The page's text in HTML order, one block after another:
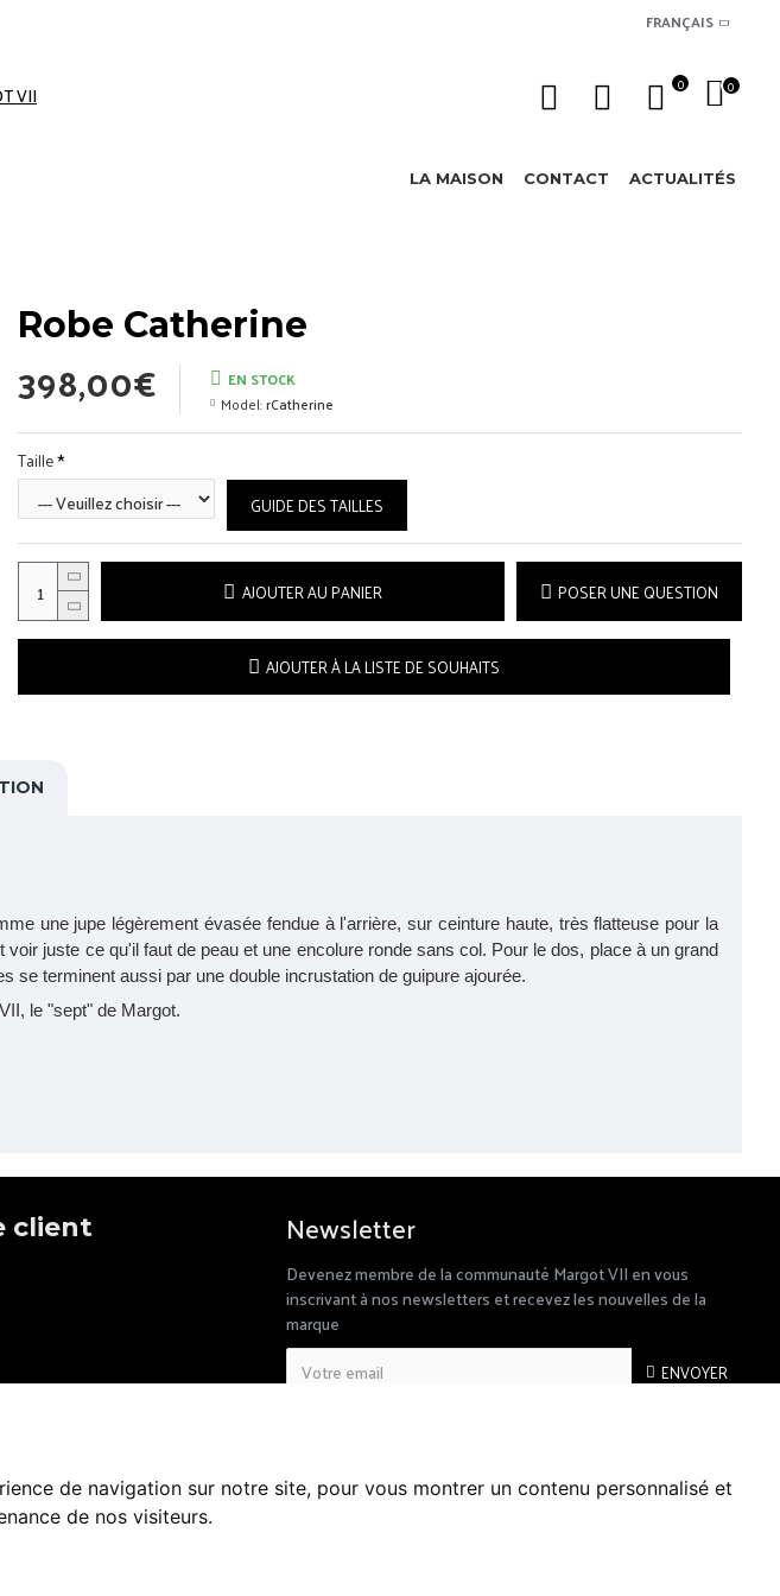
de navigation sur notre site, pour vous montrer un contenu personnalisé et
de nos visiteurs.
FRANÇAIS
0 0
LA MAISON CONTACT ACTUALITÉS
Robe Catherine
398,00€
EN STOCK
Model:rCatherine
Taille
GUIDE DES TAILLES
AJOUTER AU PANIER POSER UNE QUESTION
AJOUTER À LA LISTE DE SOUHAITS
une jupe légèrement évasée fendue à l'arrière, sur ceinture haute, très flatteuse pour la
juste ce qu'il faut de peau et une encolure ronde sans col. Pour le dos, place à un grand
se terminent aussi par une double incrustation de guipure ajourée.
le "sept" de Margot.
client Newsletter
Devenez membre de la communauté Margot VII en vous
inscrivant à nos newsletters et recevez les nouvelles de la
marque
ENVOYER